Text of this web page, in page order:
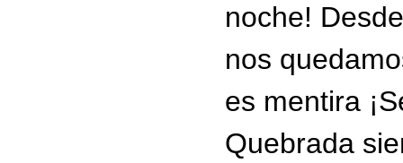
noche!
nos
es mentira
Quebrada